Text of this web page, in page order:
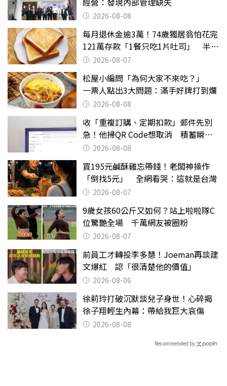
2026-08-08
每月退休金逾3萬！74歲獨居翁怕花完
121萬存款「1餐只吃1片吐司」 半年
後暴瘦嚇壞女兒
2026-08-07
松屋小編問「為何大家不來吃？」
一票人點出3大問題：滿手好牌打到爛
2026-08-08
收「重複訂購、定期扣款」郵件先別
急！他掃QR Code想取消 積蓄瞬間
蒸發2026-08-08
買195元鹹酥雞忘帶錢！老闆神操作
「倒找5元」 全網看哭：這就是台灣
2026-08-07
9歲女孩60公斤又如何？站上啦啦隊C
位驚艷全場 千萬網友被圈粉
2026-08-07
前員工才轉投李多慧！Joeman再談建
文爆紅 認「很清楚他的價值」
2026-08-06
徐莉玲打破沉默談兒子身世！心碎揭
徐子翔輕生內幕：帶給我巨大哀傷
2026-08-08
Recommended by